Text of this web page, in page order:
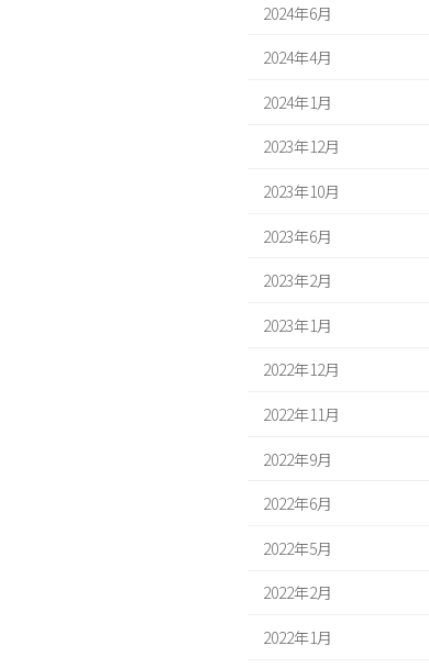
2024年6月
2024年4月
2024年1月
2023年12月
2023年10月
2023年6月
2023年2月
2023年1月
2022年12月
2022年11月
2022年9月
2022年6月
2022年5月
2022年2月
2022年1月